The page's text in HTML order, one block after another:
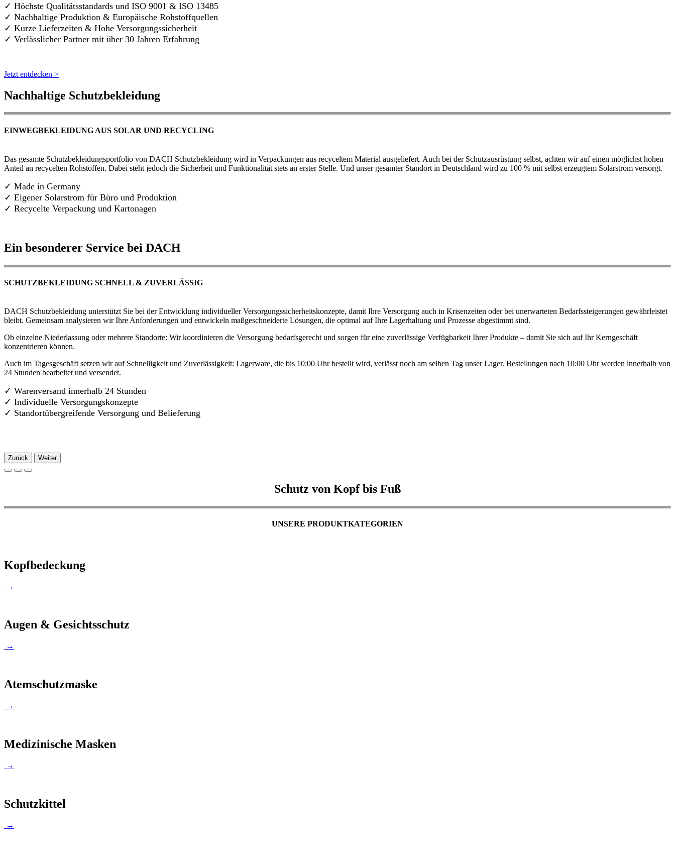
✓ Höchste Qualitätsstandards und ISO 9001 & ISO 13485
✓ Nachhaltige Produktion & Europäische Rohstoffquellen
✓ Kurze Lieferzeiten & Hohe Versorgungssicherheit
✓ Verlässlicher Partner mit über 30 Jahren Erfahrung
Jetzt entdecken >
Nachhaltige Schutzbekleidung
EINWEGBEKLEIDUNG AUS SOLAR UND RECYCLING
Das gesamte Schutzbekleidungsportfolio von DACH Schutzbekleidung wird in Verpackungen aus recyceltem Material ausgeliefert. Auch bei der Schutzausrüstung selbst, achten wir auf einen möglichst hohen
Anteil an recycelten Rohstoffen. Dabei steht jedoch die Sicherheit und Funktionalität stets an erster Stelle. Und unser gesamter Standort in Deutschland wird zu 100 % mit selbst erzeugtem Solarstrom versorgt.
✓ Made in Germany
✓ Eigener Solarstrom für Büro und Produktion
✓ Recycelte Verpackung und Kartonagen
Ein besonderer Service bei DACH
SCHUTZBEKLEIDUNG SCHNELL & ZUVERLÄSSIG
DACH Schutzbekleidung unterstützt Sie bei der Entwicklung individueller Versorgungssicherheitskonzepte, damit Ihre Versorgung auch in Krisenzeiten oder bei unerwarteten Bedarfssteigerungen gewährleistet
bleibt. Gemeinsam analysieren wir Ihre Anforderungen und entwickeln maßgeschneiderte Lösungen, die optimal auf Ihre Lagerhaltung und Prozesse abgestimmt sind.
Ob einzelne Niederlassung oder mehrere Standorte: Wir koordinieren die Versorgung bedarfsgerecht und sorgen für eine zuverlässige Verfügbarkeit Ihrer Produkte – damit Sie sich auf Ihr Kerngeschäft
konzentrieren können.
Auch im Tagesgeschäft setzen wir auf Schnelligkeit und Zuverlässigkeit: Lagerware, die bis 10:00 Uhr bestellt wird, verlässt noch am selben Tag unser Lager. Bestellungen nach 10:00 Uhr werden innerhalb von
24 Stunden bearbeitet und versendet.
✓ Warenversand innerhalb 24 Stunden
✓ Individuelle Versorgungskonzepte
✓ Standortübergreifende Versorgung und Belieferung
Zurück Weiter
Schutz von Kopf bis Fuß
UNSERE PRODUKTKATEGORIEN
Kopfbedeckung
→
Augen & Gesichtsschutz
→
Atemschutzmaske
→
Medizinische Masken
→
Schutzkittel
→